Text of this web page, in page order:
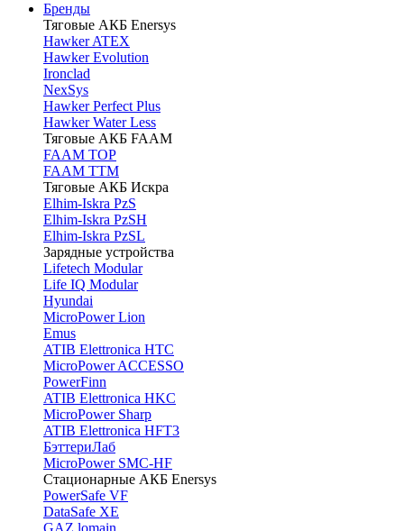
Бренды
Тяговые АКБ Enersys
Hawker ATEX
Hawker Evolution
Ironclad
NexSys
Hawker Perfect Plus
Hawker Water Less
Тяговые АКБ FAAM
FAAM TOP
FAAM TTM
Тяговые АКБ Искра
Elhim-Iskra PzS
Elhim-Iskra PzSH
Elhim-Iskra PzSL
Зарядные устройства
Lifetech Modular
Life IQ Modular
Hyundai
MicroPower Lion
Emus
ATIB Elettronica HTC
MicroPower ACCESSO
PowerFinn
ATIB Elettronica HKC
MicroPower Sharp
ATIB Elettronica HFT3
БэттериЛаб
MicroPower SMC-HF
Стационарные АКБ Enersys
PowerSafe VF
DataSafe XE
GAZ lomain